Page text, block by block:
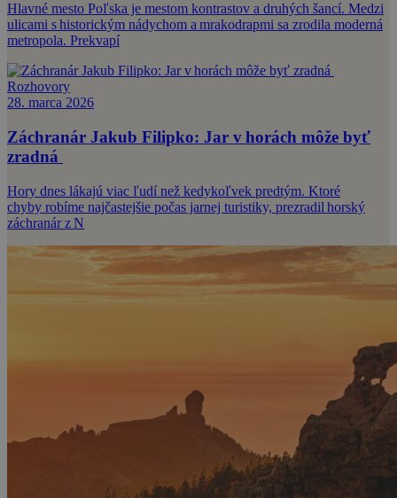
Hlavné mesto Poľska je mestom kontrastov a druhých šancí. Medzi
ulicami s historickým nádychom a mrakodrapmi sa zrodila moderná
metropola. Prekvapí
Rozhovory
28. marca 2026
Záchranár Jakub Filipko: Jar v horách môže byť
zradná
Hory dnes lákajú viac ľudí než kedykoľvek predtým. Ktoré
chyby robíme najčastejšie počas jarnej turistiky, prezradil horský
záchranár z N